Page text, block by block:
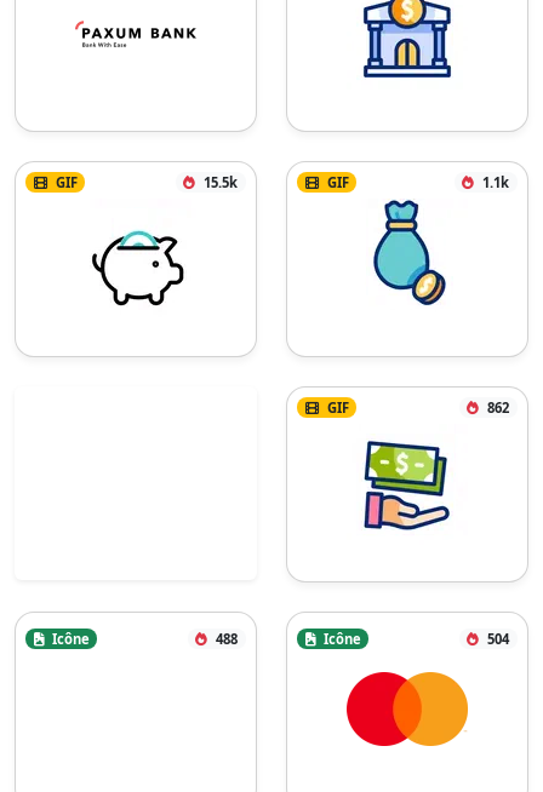
GIF 15.5k GIF 1.1k
GIF 862
Icône 488 Icône 504